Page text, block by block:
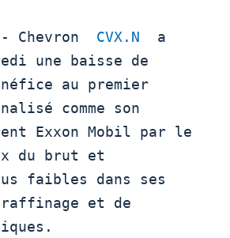
- Chevron
CVX.N
  a
une baisse de
au premier
comme son
Exxon Mobil par le
du brut et
faibles dans ses
et de